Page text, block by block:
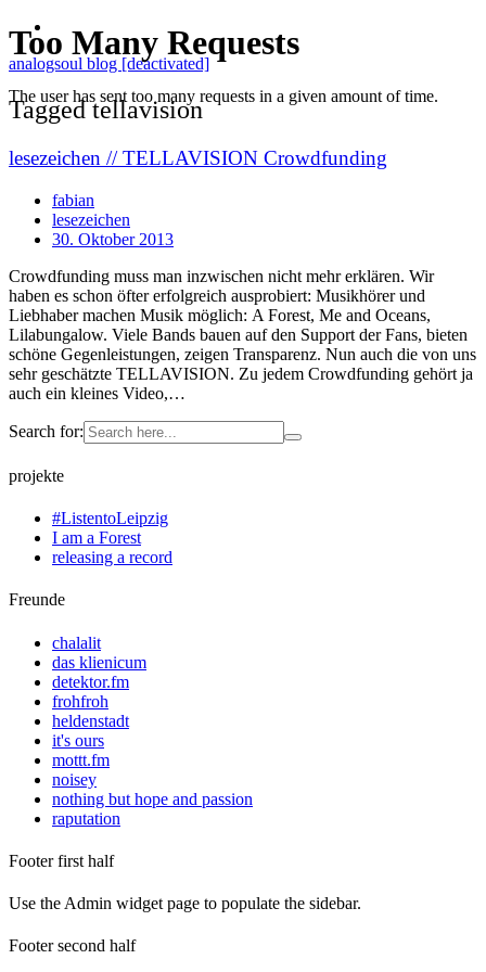
analogsoul blog [deactivated]
Tagged tellavision
lesezeichen // TELLAVISION Crowdfunding
fabian
lesezeichen
30. Oktober 2013
Crowdfunding muss man inzwischen nicht mehr erklären. Wir
haben es schon öfter erfolgreich ausprobiert: Musikhörer und
Liebhaber machen Musik möglich: A Forest, Me and Oceans,
Lilabungalow. Viele Bands bauen auf den Support der Fans, bieten
schöne Gegenleistungen, zeigen Transparenz. Nun auch die von uns
sehr geschätzte TELLAVISION. Zu jedem Crowdfunding gehört ja
auch ein kleines Video,…
Search for:
projekte
#ListentoLeipzig
I am a Forest
releasing a record
Freunde
chalalit
das klienicum
detektor.fm
frohfroh
heldenstadt
it's ours
mottt.fm
noisey
nothing but hope and passion
raputation
Footer first half
Use the Admin widget page to populate the sidebar.
Footer second half